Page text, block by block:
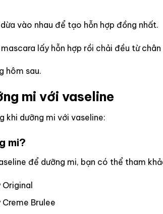
vào nhau để tạo hỗn hợp đồng nhất.
lấy hỗn hợp rồi chải đều từ
hôm sau.
mi với vaseline
khi dưỡng mi với vaseline:
mi?
để dưỡng mi, bạn có thể tham
Original
Brulee